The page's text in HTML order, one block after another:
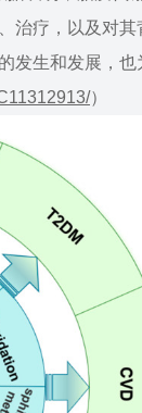
治疗，以及对
发生和发展，
）